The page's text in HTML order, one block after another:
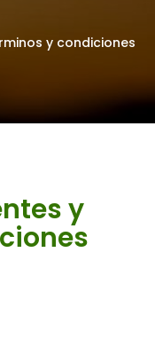
y condiciones
y